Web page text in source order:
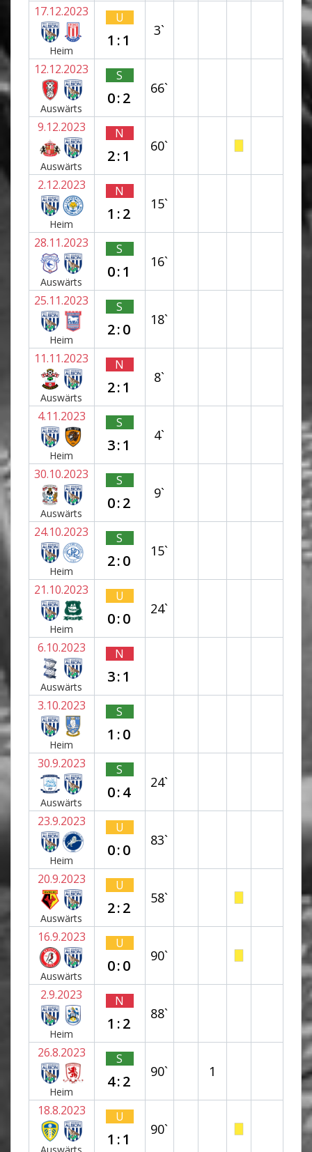
17.12.2023
Heim
U
1:1
3`
12.12.2023
Auswärts
S
0:2
66`
9.12.2023
Auswärts
N
2:1
60`
2.12.2023
Heim
N
1:2
15`
28.11.2023
Auswärts
S
0:1
16`
25.11.2023
Heim
S
2:0
18`
11.11.2023
Auswärts
N
2:1
8`
4.11.2023
Heim
S
3:1
4`
30.10.2023
Auswärts
S
0:2
9`
24.10.2023
Heim
S
2:0
15`
21.10.2023
Heim
U
0:0
24`
6.10.2023
Auswärts
N
3:1
3.10.2023
Heim
S
1:0
30.9.2023
Auswärts
S
0:4
24`
23.9.2023
Heim
U
0:0
83`
20.9.2023
Auswärts
U
2:2
58`
16.9.2023
Auswärts
U
0:0
90`
2.9.2023
Heim
N
1:2
88`
26.8.2023
Heim
S
4:2
90` 1
18.8.2023
Auswärts
U
1:1
90`